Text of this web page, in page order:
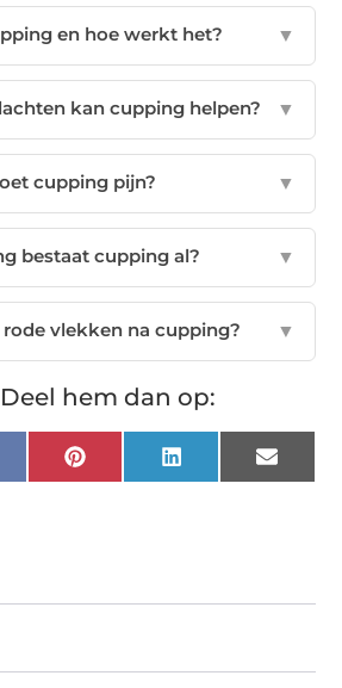
en hoe werkt het? ▼
kan cupping helpen? ▼
cupping pijn? ▼
bestaat cupping al? ▼
rode vlekken na cupping? ▼
hem dan op:
Pinterest LinkedIn Email